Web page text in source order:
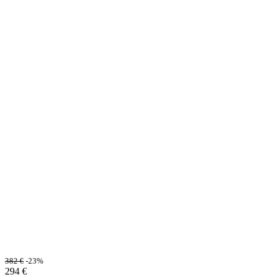
382€ -23%
294 €